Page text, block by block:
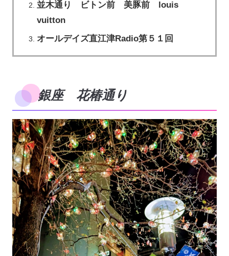
並木通り ビトン前 美豚前 louis
vuitton
オールデイズ直江津Radio第５１回
銀座 花椿通り